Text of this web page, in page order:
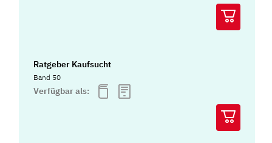
Ratgeber Kaufsucht
Band 50
Verfügbar als: